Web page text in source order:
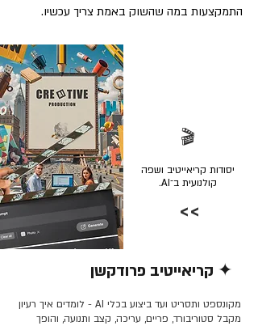
התמקצעות במה שהשוק באמת צריך עכשיו.
🎬
יסודות קריאייטיב ושפה
קולנועית ב־AI.
>>
✦ קריאייטיב פרודקשן
מקונספט ותסריט ועד ביצוע בכלי AI - לומדים איך רעיון
מקבל סטוריבורד, פריים, עריכה, קצב ותנועה, והופך